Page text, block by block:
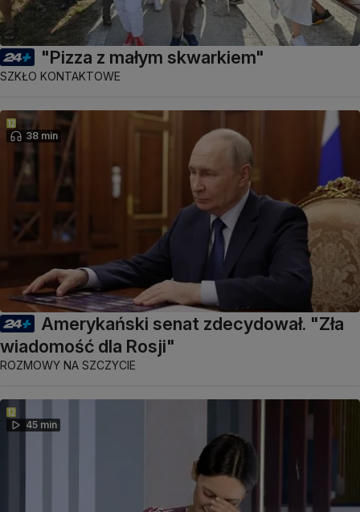
"Pizza z małym skwarkiem"
SZKŁO KONTAKTOWE
38 min
Amerykański senat zdecydował. "Zła
wiadomość dla Rosji"
ROZMOWY NA SZCZYCIE
45 min